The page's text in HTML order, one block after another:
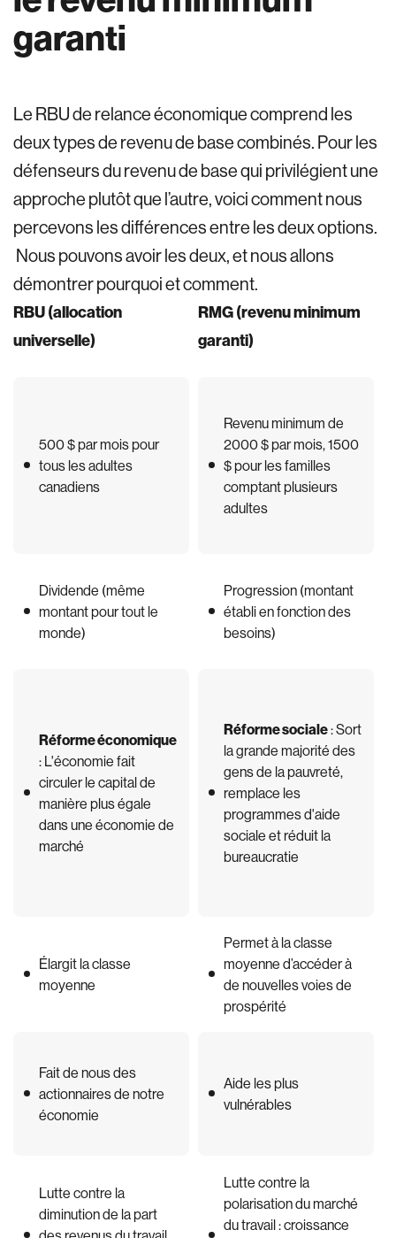
garanti
Le RBU de relance économique comprend les
deux types de revenu de base combinés. Pour les
défenseurs du revenu de base qui privilégient une
approche plutôt que l’autre, voici comment nous
percevons les différences entre les deux options.
Nous pouvons avoir les deux, et nous allons
démontrer pourquoi et comment.
RBU (allocation
universelle)
500 $ par mois pour
tous les adultes
canadiens
Dividende (même
montant pour tout le
monde)
Réforme économique
: L'économie fait
circuler le capital de
manière plus égale
dans une économie de
marché
Élargit la classe
moyenne
Fait de nous des
actionnaires de notre
économie
Lutte contre la
diminution de la part
RMG (revenu minimum
garanti)
Revenu minimum de
2000 $ par mois, 1500
$ pour les familles
comptant plusieurs
adultes
Progression (montant
établi en fonction des
besoins)
Réforme sociale: Sort
la grande majorité des
gens de la pauvreté,
remplace les
programmes d'aide
sociale et réduit la
bureaucratie
Permet à la classe
moyenne d’accéder à
de nouvelles voies de
prospérité
Aide les plus
vulnérables
Lutte contre la
polarisation du marché
du travail : croissance